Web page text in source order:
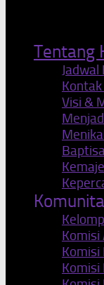
Tentang
Visi &
Komisi
Komisi
Komisi